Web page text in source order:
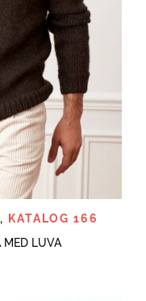
,
KATALOG 166
MED LUVA